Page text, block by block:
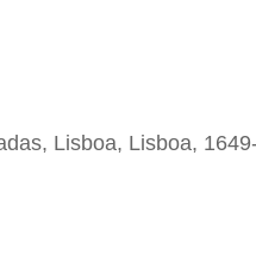
Lisboa, Lisboa,